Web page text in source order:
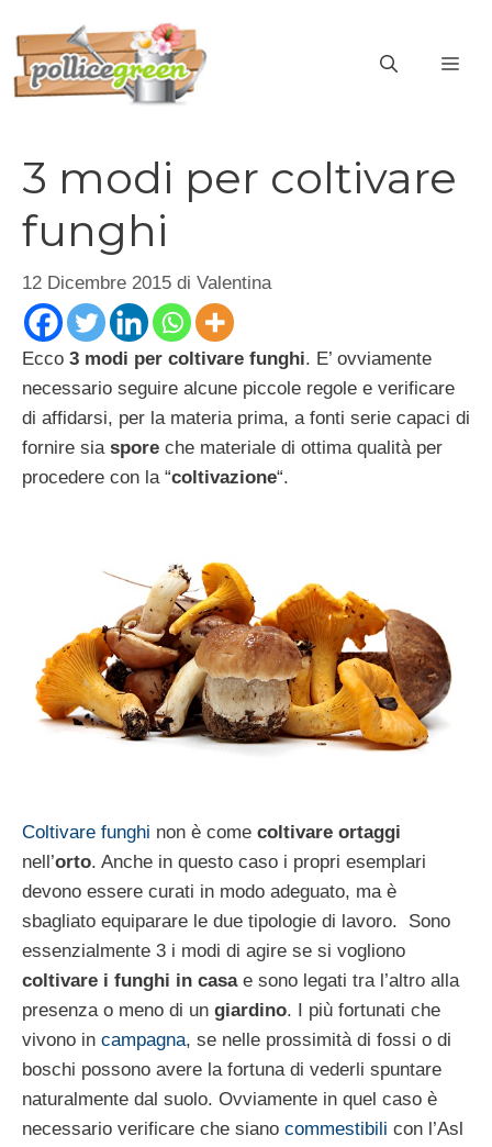
contenuto
3 modi per coltivare
funghi
12 Dicembre 2015 di Valentina
Ecco 3 modi per coltivare funghi. E’ ovviamente
necessario seguire alcune piccole regole e verificare
di affidarsi, per la materia prima, a fonti serie capaci di
fornire sia spore che materiale di ottima qualità per
procedere con la “coltivazione“.
Coltivare funghi non è come coltivare ortaggi
nell’orto. Anche in questo caso i propri esemplari
devono essere curati in modo adeguato, ma è
sbagliato equiparare le due tipologie di lavoro. Sono
essenzialmente 3 i modi di agire se si vogliono
coltivare i funghi in casae sono legati tra l’altro alla
presenza o meno di un giardino. I più fortunati che
vivono in campagna, se nelle prossimità di fossi o di
boschi possono avere la fortuna di vederli spuntare
naturalmente dal suolo. Ovviamente in quel caso è
necessario verificare che siano commestibili con l’Asl